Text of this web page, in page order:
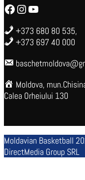
Facebook Instagram YouTube
+373 680 80 535,
+373 697 40 000
Moldova,
Calea Orheiului 130
Moldavian Basketball
DirectMedia Group SRL